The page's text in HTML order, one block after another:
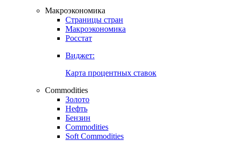
Макроэкономика
Страницы стран
Макроэкономика
Росстат
Виджет:
Карта процентных ставок
Commodities
Золото
Нефть
Бензин
Commodities
Soft Commodities